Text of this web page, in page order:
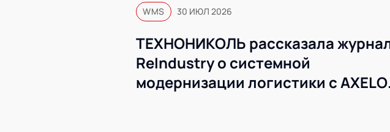
WMS 30 ИЮЛ 2026
ТЕХНОНИКОЛЬ рассказала
ReIndustry о системной
модернизации логистики с